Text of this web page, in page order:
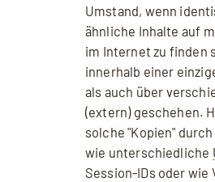
Umstand, wenn
ähnliche Inhalte auf
im Internet zu finden
innerhalb einer
als auch über
(extern) geschehen.
solche "Kopien"
wie unterschiedliche
Session-IDs oder wie